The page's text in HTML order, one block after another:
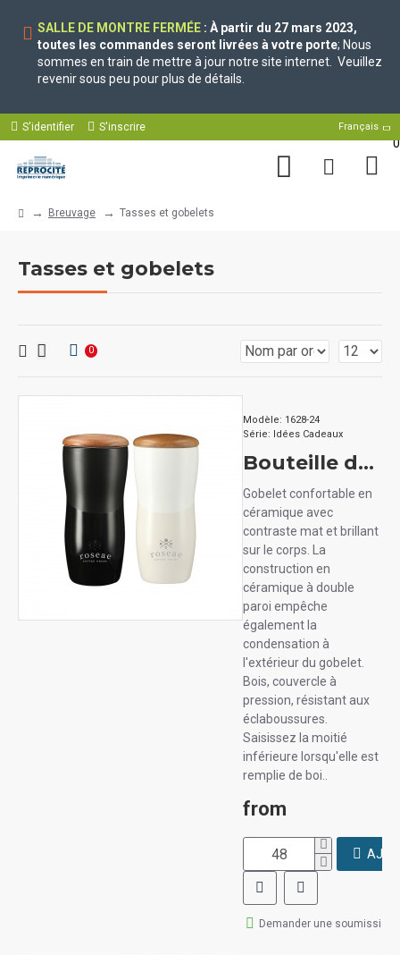
SALLE DE MONTRE FERMÉE : À partir du 27 mars 2023,
toutes les commandes seront livrées à votre porte; Nous
sommes en train de mettre à jour notre site internet. Veuillez
revenir sous peu pour plus de détails.
S'identifier S'inscrire Français
0
Breuvage Tasses et gobelets
Tasses et gobelets
0
Modèle: 1628-24
Série: Idées Cadeaux
Bouteille double paroi en céramique avec couvercle en bois 10 oz (300 ml)
Gobelet confortable en
céramique avec
contraste mat et brillant
sur le corps. La
construction en
céramique à double
paroi empêche
également la
condensation à
l'extérieur du gobelet.
Bois, couvercle à
pression, résistant aux
éclaboussures.
Saisissez la moitié
inférieure lorsqu'elle est
remplie de boi..
from
Demander une soumission